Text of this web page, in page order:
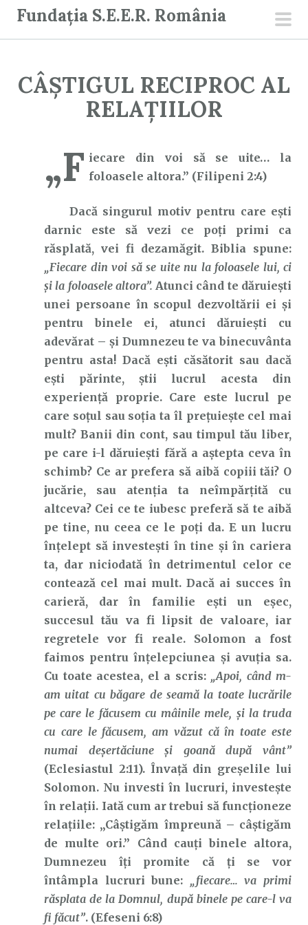
Fundația S.E.E.R. România
CÂȘTIGUL RECIPROC AL
RELAȚIILOR
„F iecare din voi să se uite… la
foloasele altora.” (Filipeni 2:4)
Dacă singurul motiv pentru care ești
darnic este să vezi ce poți primi ca
răsplată, vei fi dezamăgit. Biblia spune:
„Fiecare din voi să se uite nu la foloasele lui, ci
şi la foloasele altora”. Atunci când te dăruiești
unei persoane în scopul dezvoltării ei și
pentru binele ei, atunci dăruiești cu
adevărat – și Dumnezeu te va binecuvânta
pentru asta! Dacă ești căsătorit sau dacă
ești părinte, știi lucrul acesta din
experiență proprie. Care este lucrul pe
care soțul sau soția ta îl prețuiește cel mai
mult? Banii din cont, sau timpul tău liber,
pe care i-l dăruiești fără a aștepta ceva în
schimb? Ce ar prefera să aibă copiii tăi? O
jucărie, sau atenția ta neîmpărțită cu
altceva? Cei ce te iubesc preferă să te aibă
pe tine, nu ceea ce le poți da. E un lucru
înțelept să investești în tine și în cariera
ta, dar niciodată în detrimentul celor ce
contează cel mai mult. Dacă ai succes în
carieră, dar în familie ești un eșec,
succesul tău va fi lipsit de valoare, iar
regretele vor fi reale. Solomon a fost
faimos pentru înțelepciunea și avuția sa.
Cu toate acestea, el a scris: „Apoi, când m-
am uitat cu băgare de seamă la toate lucrările
pe care le făcusem cu mâinile mele, şi la truda
cu care le făcusem, am văzut că în toate este
numai deşertăciune şi goană după vânt”
(Eclesiastul 2:11). Învață din greșelile lui
Solomon. Nu investi în lucruri, investește
în relații. Iată cum ar trebui să funcționeze
relațiile: „Câștigăm împreună – câștigăm
de multe ori.” Când cauți binele altora,
Dumnezeu îți promite că ți se vor
întâmpla lucruri bune: „fiecare… va primi
răsplata de la Domnul, după binele pe care-l va
fi făcut”. (Efeseni 6:8)